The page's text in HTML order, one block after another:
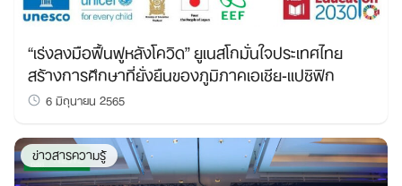
“เร่งลงมือฟื้นฟูหลังโควิด” ยูเนสโกมั่นใจประเทศไทย
สร้างการศึกษาที่ยั่งยืนของภูมิภาคเอเชีย-แปซิฟิก
6 มิถุนายน 2565
ข่าวสารความรู้